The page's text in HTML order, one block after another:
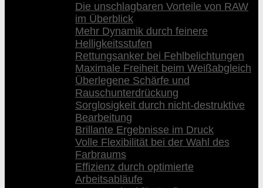
Die unschlagbaren Vorteile von RAW
im Überblick
Mehr Dynamik durch feinere
Helligkeitsstufen
Rettungsanker bei Fehlbelichtungen
Maximale Freiheit beim Weißabgleich
Überlegene Schärfe und
Rauschunterdrückung
Sorglosigkeit durch nicht-destruktive
Bearbeitung
Brillante Ergebnisse im Druck
Volle Flexibilität bei der Wahl des
Farbraums
Effizienz durch optimierte
Arbeitsabläufe